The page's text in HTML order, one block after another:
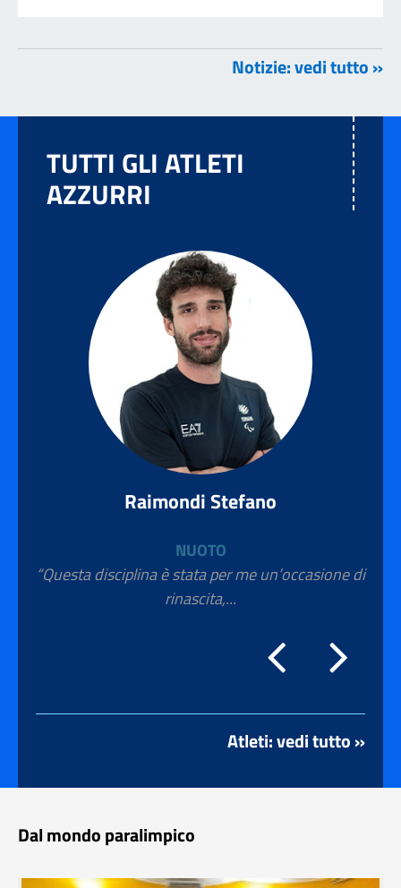
Notizie: vedi tutto »
TUTTI GLI ATLETI
AZZURRI
Raimondi Stefano
NUOTO
“Questa disciplina è stata per me un’occasione di
rinascita,...
Atleti: vedi tutto »
Dal mondo paralimpico